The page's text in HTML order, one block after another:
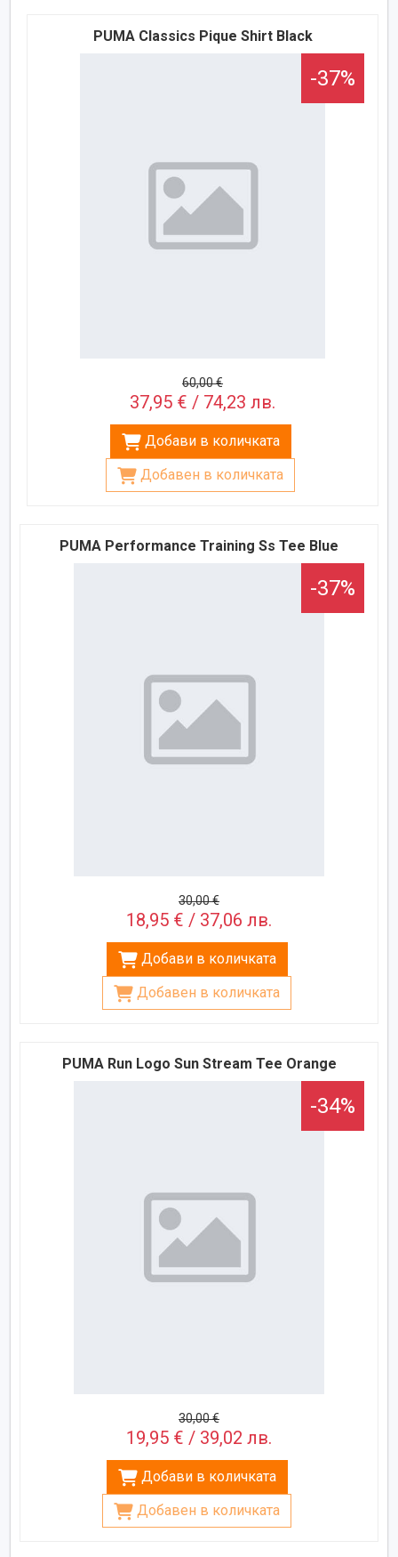
PUMA Classics Pique Shirt Black
-37%
60,00 €
37,95 € / 74,23 лв.
Добави в количката
Добавен в количката
PUMA Performance Training Ss Tee Blue
-37%
30,00 €
18,95 € / 37,06 лв.
Добави в количката
Добавен в количката
PUMA Run Logo Sun Stream Tee Orange
-34%
30,00 €
19,95 € / 39,02 лв.
Добави в количката
Добавен в количката